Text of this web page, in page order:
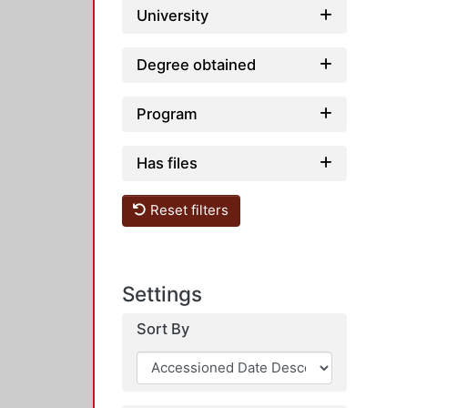
University
Degree obtained
Program
Has files
Reset filters
Settings
Sort By